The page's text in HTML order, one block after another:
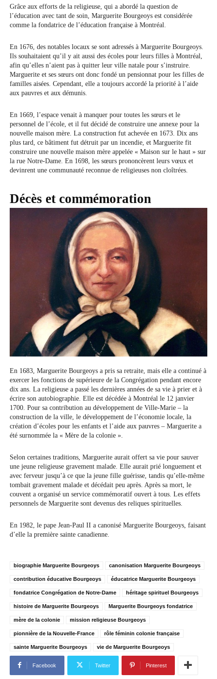
Grâce aux efforts de la religieuse, qui a abordé la question de
l’éducation avec tant de soin, Marguerite Bourgeoys est considérée
comme la fondatrice de l’éducation française à Montréal.
En 1676, des notables locaux se sont adressés à Marguerite Bourgeoys.
Ils souhaitaient qu’il y ait aussi des écoles pour leurs filles à Montréal,
afin qu’elles n’aient pas à quitter leur ville natale pour s’instruire.
Marguerite et ses sœurs ont donc fondé un pensionnat pour les filles de
familles aisées. Cependant, elle a toujours accordé la priorité à l’aide
aux pauvres et aux démunis.
En 1669, l’espace venait à manquer pour toutes les sœurs et le
personnel de l’école, et il fut décidé de construire une annexe pour la
nouvelle maison mère. La construction fut achevée en 1673. Dix ans
plus tard, ce bâtiment fut détruit par un incendie, et Marguerite fit
construire une nouvelle maison mère appelée « Maison sur le haut » sur
la rue Notre-Dame. En 1698, les sœurs prononcèrent leurs vœux et
devinrent une communauté reconnue de religieuses non cloîtrées.
Décès et commémoration
En 1683, Marguerite Bourgeoys a pris sa retraite, mais elle a continué à
exercer les fonctions de supérieure de la Congrégation pendant encore
dix ans. La religieuse a passé les dernières années de sa vie à prier et à
écrire son autobiographie. Elle est décédée à Montréal le 12 janvier
1700. Pour sa contribution au développement de Ville-Marie – la
construction de la ville, le développement de l’économie locale, la
création d’écoles pour les enfants et l’aide aux pauvres – Marguerite a
été surnommée la « Mère de la colonie ».
Selon certaines traditions, Marguerite aurait offert sa vie pour sauver
une jeune religieuse gravement malade. Elle aurait prié longuement et
avec ferveur jusqu’à ce que la jeune fille guérisse, tandis qu’elle-même
tombait gravement malade et décédait peu après. Après sa mort, le
couvent a organisé un service commémoratif ouvert à tous. Les effets
personnels de Marguerite sont devenus des reliques spirituelles.
En 1982, le pape Jean-Paul II a canonisé Marguerite Bourgeoys, faisant
d’elle la première sainte canadienne.
biographie Marguerite Bourgeoys canonisation Marguerite Bourgeoys
contribution éducative Bourgeoys éducatrice Marguerite Bourgeoys
fondatrice Congrégation de Notre-Dame héritage spirituel Bourgeoys
histoire de Marguerite Bourgeoys Marguerite Bourgeoys fondatrice
mère de la colonie mission religieuse Bourgeoys
pionnière de la Nouvelle-France rôle féminin colonie française
sainte Marguerite Bourgeoys vie de Marguerite Bourgeoys
Facebook Twitter Pinterest